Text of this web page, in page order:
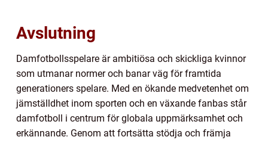
Avslutning
Damfotbollsspelare är ambitiösa och skickliga kvinnor
som utmanar normer och banar väg för framtida
generationers spelare. Med en ökande medvetenhet om
jämställdhet inom sporten och en växande fanbas står
damfotboll i centrum för globala uppmärksamhet och
erkännande. Genom att fortsätta stödja och främja